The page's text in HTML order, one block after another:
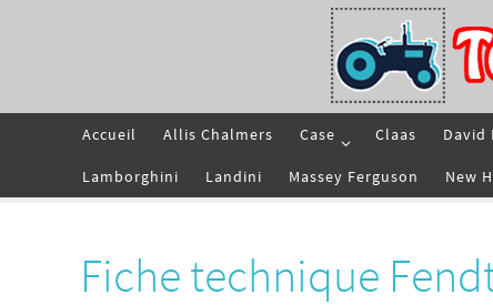
Accueil Allis Chalmers Case Claas David
Lamborghini Landini Massey Ferguson New
Fiche technique